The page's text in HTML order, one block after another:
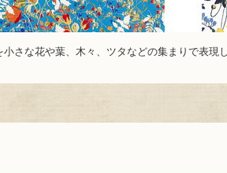
さな花や葉、木々、ツタなどの集まりで表現